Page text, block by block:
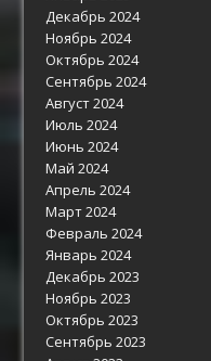
Декабрь 2024
Ноябрь 2024
Октябрь 2024
Сентябрь 2024
Август 2024
Июль 2024
Июнь 2024
Май 2024
Апрель 2024
Март 2024
Февраль 2024
Январь 2024
Декабрь 2023
Ноябрь 2023
Октябрь 2023
Сентябрь 2023